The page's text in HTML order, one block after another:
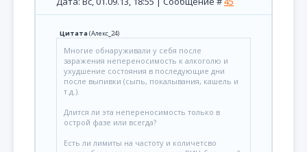
Цитата(Алекс_24)
Многие обнаруживали у себя после
заражения непереносимость к алкоголю и
ухудшение состояния в последующие дни
после выпивки (сыпь, покалывания, кашель и
т.д.).
Длится ли эта непереносимость только в
острой фазе или всегда?
Есть ли лимиты на частоту и количетсво